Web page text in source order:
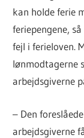
kan holde ferie
feriepengene,
fejl i ferieloven.
lønmodtagerne
arbejdsgiverne
– Den
arbejdsgiverne